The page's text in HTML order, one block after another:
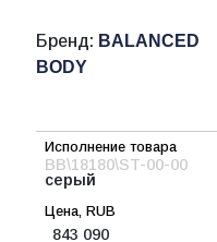
Бренд: BALANCED
BODY
BB\18180\ST-00-00
серый
843 090